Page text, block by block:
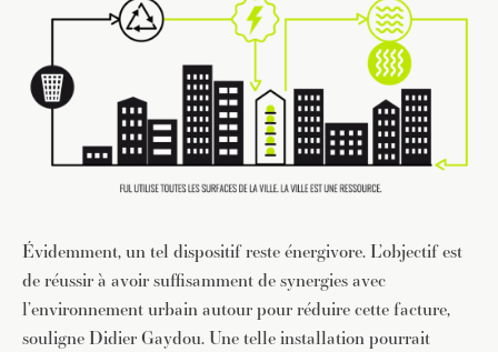
Évidemment, un tel dispositif reste énergivore. L’objectif est
de réussir à avoir suffisamment de synergies avec
l’environnement urbain autour pour réduire cette facture,
souligne Didier Gaydou. Une telle installation pourrait